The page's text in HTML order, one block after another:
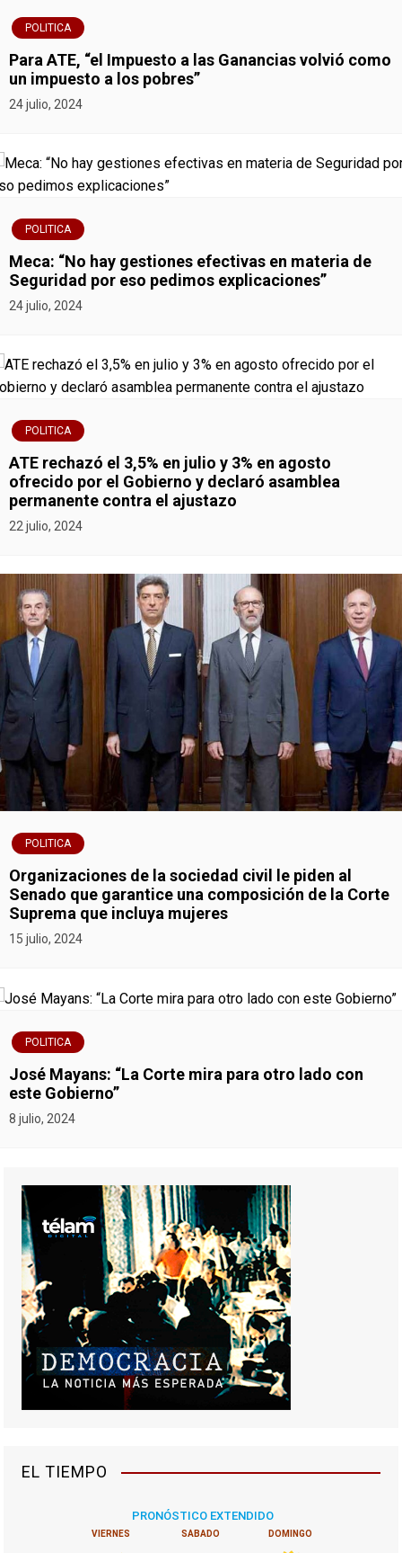
ó
n
d
e
n
t
r
a
d
a
s
POLITICA
Para ATE, “el Impuesto a las Ganancias volvió como
un impuesto a los pobres”
24 julio, 2024
POLITICA
Meca: “No hay gestiones efectivas en materia de
Seguridad por eso pedimos explicaciones”
24 julio, 2024
POLITICA
ATE rechazó el 3,5% en julio y 3% en agosto
ofrecido por el Gobierno y declaró asamblea
permanente contra el ajustazo
22 julio, 2024
POLITICA
Organizaciones de la sociedad civil le piden al
Senado que garantice una composición de la Corte
Suprema que incluya mujeres
15 julio, 2024
POLITICA
José Mayans: “La Corte mira para otro lado con
este Gobierno”
8 julio, 2024
EL TIEMPO